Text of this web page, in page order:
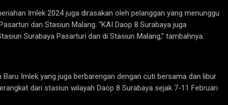
Imlek 2024 juga dirasakan oleh pelanggan yang menunggu
dan Stasiun Malang. “KAI Daop 8 Surabaya juga
Surabaya Pasarturi dan di Stasiun Malang,” tambahnya.
Imlek yang juga berbarengan dengan cuti bersama dan libur
dari stasiun wilayah Daop 8 Surabaya sejak 7-11 Februari